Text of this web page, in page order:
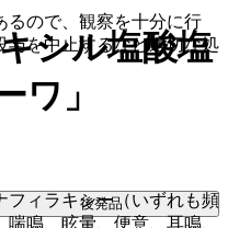
るので、観察を十分に行
与を中止するなど適切な処
ィラキシー（いずれも頻
喘鳴、眩暈、便意、耳鳴、
シル塩酸塩
ワ」
後発品